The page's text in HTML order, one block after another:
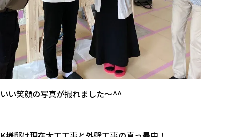
いい笑顔の写真が撮れました～^^